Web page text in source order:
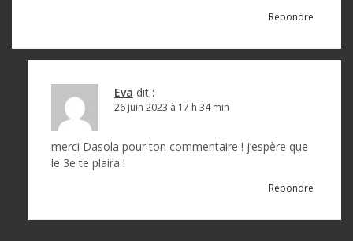
Répondre
Eva dit :
26 juin 2023 à 17 h 34 min
merci Dasola pour ton commentaire ! j’espère que
le 3e te plaira !
Répondre